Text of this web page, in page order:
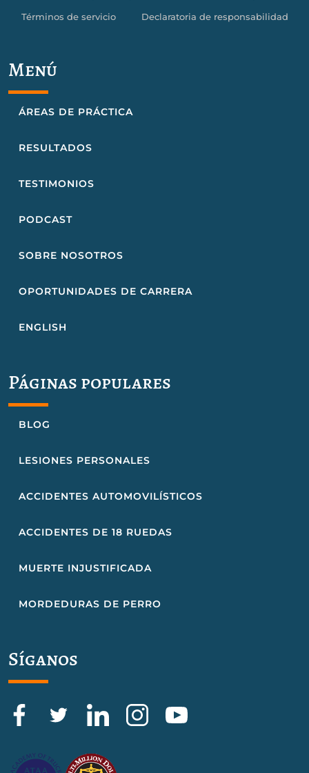
Términos de servicio Declaratoria de responsabilidad
Menú
ÁREAS DE PRÁCTICA
RESULTADOS
TESTIMONIOS
PODCAST
SOBRE NOSOTROS
OPORTUNIDADES DE CARRERA
ENGLISH
Páginas populares
BLOG
LESIONES PERSONALES
ACCIDENTES AUTOMOVILÍSTICOS
ACCIDENTES DE 18 RUEDAS
MUERTE INJUSTIFICADA
MORDEDURAS DE PERRO
Síganos